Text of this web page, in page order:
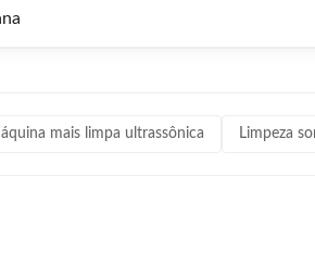
mais limpa ultrassônica Limpeza